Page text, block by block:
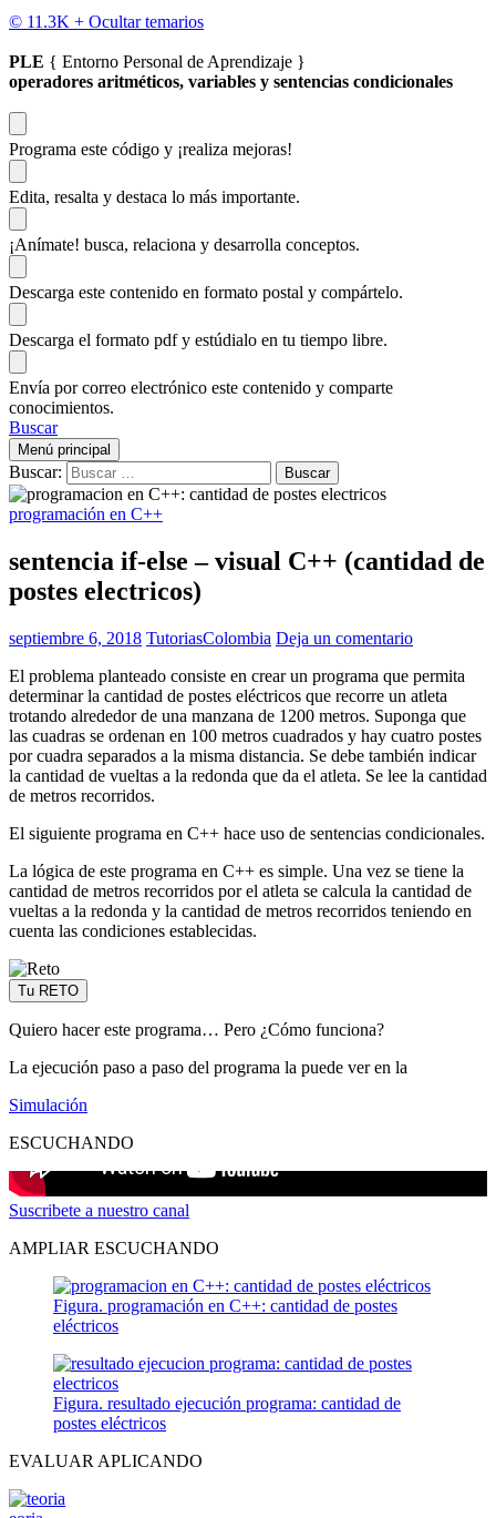
© 11.3K + Ocultar temarios
PLE { Entorno Personal de Aprendizaje }
operadores aritméticos, variables y sentencias condicionales
Programa este código y ¡realiza mejoras!
Edita, resalta y destaca lo más importante.
¡Anímate! busca, relaciona y desarrolla conceptos.
Descarga este contenido en formato postal y compártelo.
Descarga el formato pdf y estúdialo en tu tiempo libre.
Envía por correo electrónico este contenido y comparte
conocimientos.
Buscar
Menú principal
Buscar:
programación en C++
sentencia if-else – visual C++ (cantidad de
postes electricos)
septiembre 6, 2018 TutoriasColombia Deja un comentario
El problema planteado consiste en crear un programa que permita
determinar la cantidad de postes eléctricos que recorre un atleta
trotando alrededor de una manzana de 1200 metros. Suponga que
las cuadras se ordenan en 100 metros cuadrados y hay cuatro postes
por cuadra separados a la misma distancia. Se debe también indicar
la cantidad de vueltas a la redonda que da el atleta. Se lee la cantidad
de metros recorridos.
El siguiente programa en C++ hace uso de sentencias condicionales.
La lógica de este programa en C++ es simple. Una vez se tiene la
cantidad de metros recorridos por el atleta se calcula la cantidad de
vueltas a la redonda y la cantidad de metros recorridos teniendo en
cuenta las condiciones establecidas.
Tu RETO
Quiero hacer este programa… Pero ¿Cómo funciona?
La ejecución paso a paso del programa la puede ver en la
Simulación
ESCUCHANDO
Suscribete a nuestro canal
AMPLIAR ESCUCHANDO
Figura. programación en C++: cantidad de postes
eléctricos
Figura. resultado ejecución programa: cantidad de
postes eléctricos
EVALUAR APLICANDO